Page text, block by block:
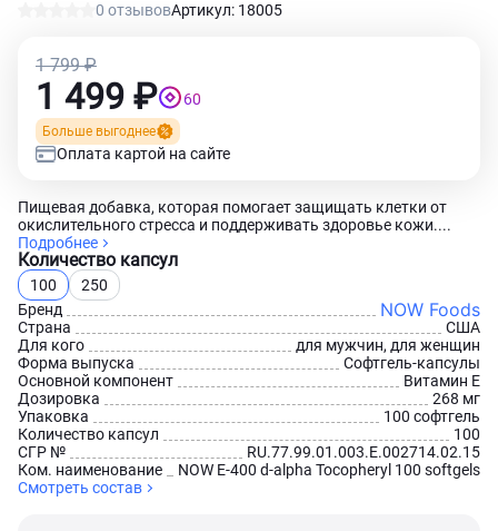
0 отзывовАртикул: 18005
Пищевая добавка, которая помогает защищать клетки от
окислительного стресса и поддерживать здоровье кожи....
Подробнее
Количество капсул
100
250
Бренд
NOW Foods
Страна
США
Для кого
для мужчин, для женщин
Форма выпуска
Софтгель-капсулы
Основной компонент
Витамин Е
Дозировка
268 мг
Упаковка
100 софтгель
Количество капсул
100
СГР №
RU.77.99.01.003.Е.002714.02.15
Ком. наименование
NOW E-400 d-alpha Tocopheryl 100 softgels
Смотреть состав
1 799 ₽
1 499 ₽ 60
Больше выгоднее
Оплата картой на сайте